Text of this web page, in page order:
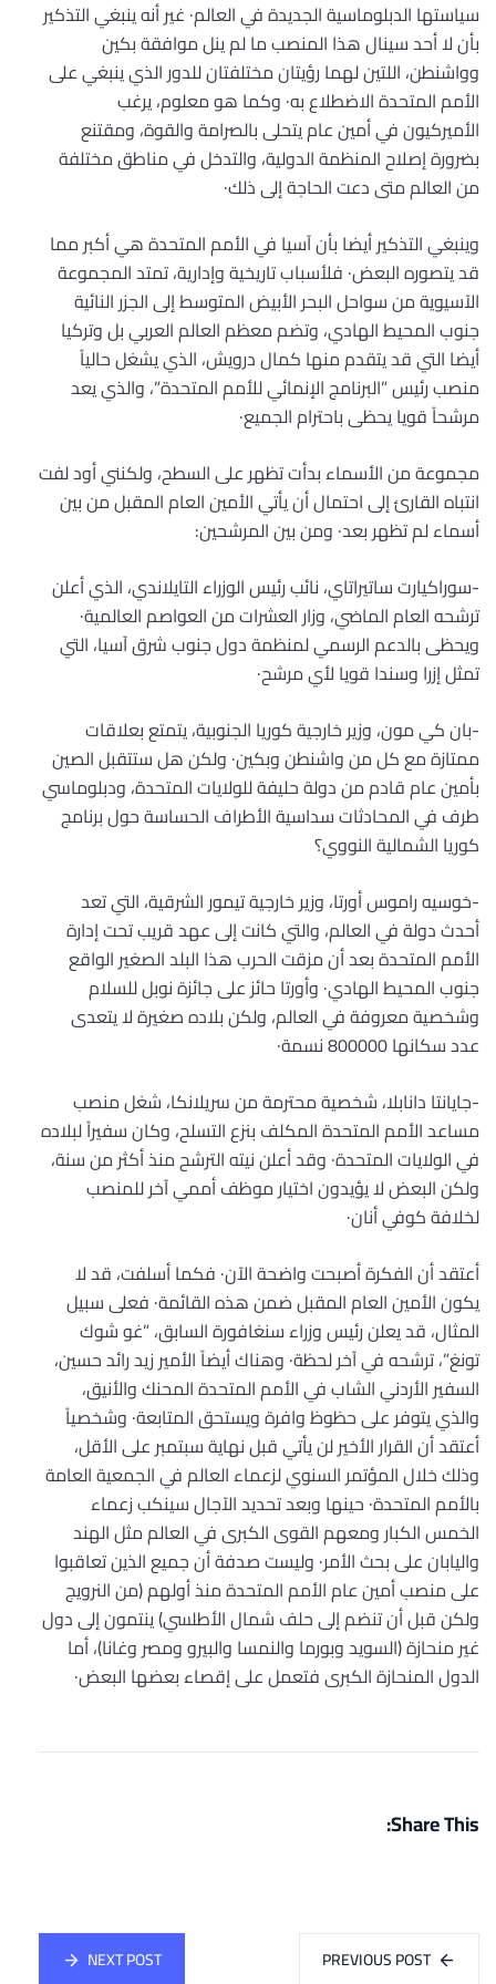
سياستها الدبلوماسية الجديدة في العالم· غير أنه ينبغي التذكير
بأن لا أحد سينال هذا المنصب ما لم ينل موافقة بكين
وواشنطن، اللتين لهما رؤيتان مختلفتان للدور الذي ينبغي على
الأمم المتحدة الاضطلاع به· وكما هو معلوم، يرغب
الأميركيون في أمين عام يتحلى بالصرامة والقوة، ومقتنع
بضرورة إصلاح المنظمة الدولية، والتدخل في مناطق مختلفة
من العالم متى دعت الحاجة إلى ذلك·
وينبغي التذكير أيضا بأن آسيا في الأمم المتحدة هي أكبر مما
قد يتصوره البعض· فلأسباب تاريخية وإدارية، تمتد المجموعة
الآسيوية من سواحل البحر الأبيض المتوسط إلى الجزر النائية
جنوب المحيط الهادي، وتضم معظم العالم العربي بل وتركيا
أيضا التي قد يتقدم منها كمال درويش، الذي يشغل حالياً
منصب رئيس ”البرنامج الإنمائي للأمم المتحدة”، والذي يعد
مرشحاً قويا يحظى باحترام الجميع·
مجموعة من الأسماء بدأت تظهر على السطح، ولكنني أود لفت
انتباه القارئ إلى احتمال أن يأتي الأمين العام المقبل من بين
أسماء لم تظهر بعد· ومن بين المرشحين:
-سوراكيارت ساتيراتاي، نائب رئيس الوزراء التايلاندي، الذي أعلن
ترشحه العام الماضي، وزار العشرات من العواصم العالمية·
ويحظى بالدعم الرسمي لمنظمة دول جنوب شرق آسيا، التي
تمثل إزرا وسندا قويا لأي مرشح·
-بان كي مون، وزير خارجية كوريا الجنوبية، يتمتع بعلاقات
ممتازة مع كل من واشنطن وبكين· ولكن هل ستتقبل الصين
بأمين عام قادم من دولة حليفة للولايات المتحدة، ودبلوماسي
طرف في المحادثات سداسية الأطراف الحساسة حول برنامج
كوريا الشمالية النووي؟
-خوسيه راموس أورتا، وزير خارجية تيمور الشرقية، التي تعد
أحدث دولة في العالم، والتي كانت إلى عهد قريب تحت إدارة
الأمم المتحدة بعد أن مزقت الحرب هذا البلد الصغير الواقع
جنوب المحيط الهادي· وأورتا حائز على جائزة نوبل للسلام
وشخصية معروفة في العالم، ولكن بلاده صغيرة لا يتعدى
عدد سكانها 800000 نسمة·
-جايانتا دانابلا، شخصية محترمة من سريلانكا، شغل منصب
مساعد الأمم المتحدة المكلف بنزع التسلح، وكان سفيراً لبلاده
في الولايات المتحدة· وقد أعلن نيته الترشح منذ أكثر من سنة،
ولكن البعض لا يؤيدون اختيار موظف أممي آخر للمنصب
لخلافة كوفي أنان·
أعتقد أن الفكرة أصبحت واضحة الآن· فكما أسلفت، قد لا
يكون الأمين العام المقبل ضمن هذه القائمة· فعلى سبيل
المثال، قد يعلن رئيس وزراء سنغافورة السابق، ”غو شوك
تونغ”، ترشحه في آخر لحظة· وهناك أيضاً الأمير زيد رائد حسين،
السفير الأردني الشاب في الأمم المتحدة المحنك والأنيق،
والذي يتوفر على حظوظ وافرة ويستحق المتابعة· وشخصياً
أعتقد أن القرار الأخير لن يأتي قبل نهاية سبتمبر على الأقل،
وذلك خلال المؤتمر السنوي لزعماء العالم في الجمعية العامة
بالأمم المتحدة· حينها وبعد تحديد الآجال سينكب زعماء
الخمس الكبار ومعهم القوى الكبرى في العالم مثل الهند
واليابان على بحث الأمر· وليست صدفة أن جميع الذين تعاقبوا
على منصب أمين عام الأمم المتحدة منذ أولهم (من النرويج
ولكن قبل أن تنضم إلى حلف شمال الأطلسي) ينتمون إلى دول
غير منحازة (السويد وبورما والنمسا والبيرو ومصر وغانا)، أما
الدول المنحازة الكبرى فتعمل على إقصاء بعضها البعض·
Share This:
PREVIOUS POST
NEXT POST